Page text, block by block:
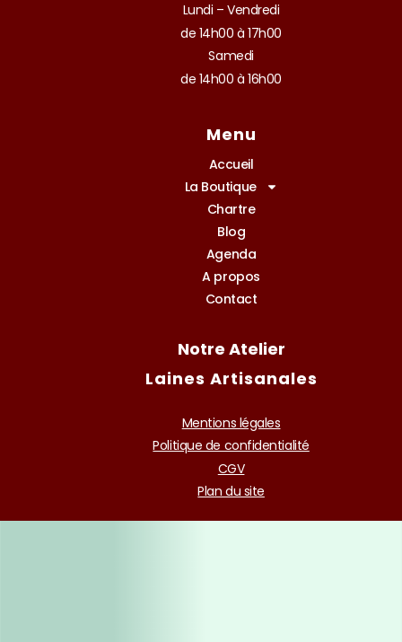
Lundi – Vendredi
de 14h00 à 17h00
Samedi
de 14h00 à 16h00
Menu
Accueil
La Boutique
Chartre
Blog
Agenda
A propos
Contact
Notre Atelier
Laines Artisanales
Mentions légales
Politique de confidentialité
CGV
Plan du site